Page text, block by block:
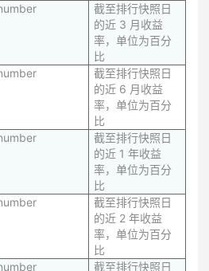
截至排行快照日
的近 3 月收益
率，单位为百分
比
截至排行快照日
的近 6 月收益
率，单位为百分
比
截至排行快照日
的近 1 年收益
率，单位为百分
比
截至排行快照日
的近 2 年收益
率，单位为百分
比
截至排行快照日